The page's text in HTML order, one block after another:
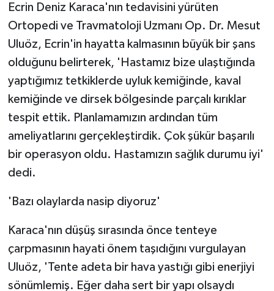
Ecrin Deniz Karaca'nın tedavisini yürüten
Ortopedi ve Travmatoloji Uzmanı Op. Dr. Mesut
Uluöz, Ecrin'in hayatta kalmasının büyük bir şans
olduğunu belirterek, 'Hastamız bize ulaştığında
yaptığımız tetkiklerde uyluk kemiğinde, kaval
kemiğinde ve dirsek bölgesinde parçalı kırıklar
tespit ettik. Planlamamızın ardından tüm
ameliyatlarını gerçekleştirdik. Çok şükür başarılı
bir operasyon oldu. Hastamızın sağlık durumu iyi'
dedi.
'Bazı olaylarda nasip diyoruz'
Karaca'nın düşüş sırasında önce tenteye
çarpmasının hayati önem taşıdığını vurgulayan
Uluöz, 'Tente adeta bir hava yastığı gibi enerjiyi
sönümlemiş. Eğer daha sert bir yapı olsaydı
ÜLKE GÜNDEMİ
YAŞAM
YEREL
Yerel Haberler